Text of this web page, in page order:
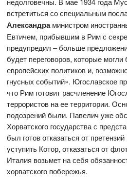
встретиться со специальным
Александраминистром
Евтичем, прибывшим в Рим с
предупредил – больше
будет переговоров, которые могли
европейских политиков и,
гнусных событий». Югославское
что Рим готовит расчленение
террористов на ее территории.
подозрений были. Павелич уже
Хорватского государства с
был готов отказаться от
уступить Котор, отказаться от
Италия возьмет на себя
хорватского побережья.